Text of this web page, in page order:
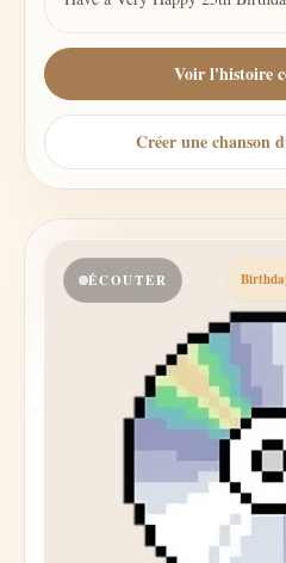
Voir l'histoire
Créer une chanson
ÉCOUTER